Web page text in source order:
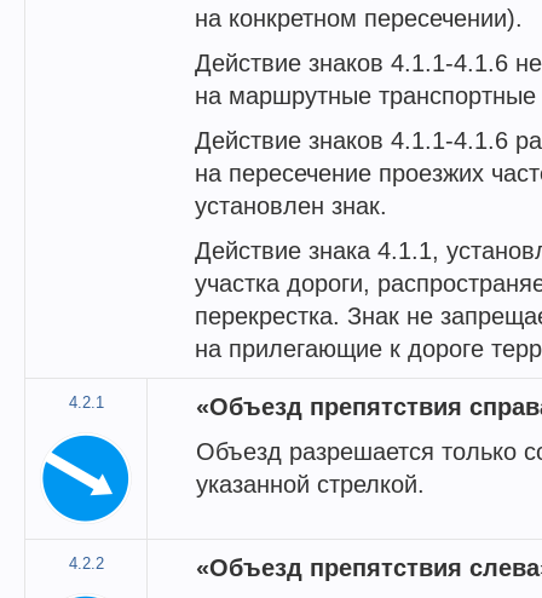
на конкретном пересечении).
Действие знаков 4.1.1-4.1.6
на маршрутные транспортные
Действие знаков 4.1.1-4.1.6
на пересечение проезжих
установлен знак.
Действие знака 4.1.1,
участка дороги,
перекрестка. Знак не
на прилегающие к дороге
4.2.1
«Объезд препятствия
Объезд разрешается только
указанной стрелкой.
4.2.2
«Объезд препятствия